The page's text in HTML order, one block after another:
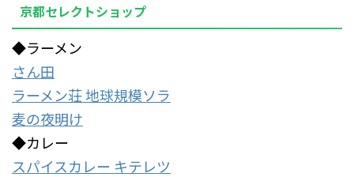
京都セレクトショップ
◆ラーメン
さん田
ラーメン荘 地球規模ソラ
麦の夜明け
◆カレー
スパイスカレー キテレツ